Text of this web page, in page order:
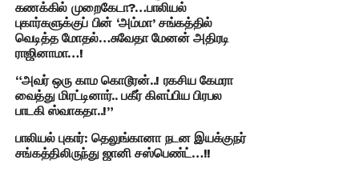
கணக்கில் முறைகேடா?…பாலியல்
புகார்களுக்குப் பின் ‘அம்மா’ சங்கத்தில்
வெடித்த மோதல்…சுவேதா மேனன் அதிரடி
ராஜினாமா…!
“அவர் ஒரு காம கொடூரன்..! ரகசிய கேமரா
வைத்து மிரட்டினார்.. பகீர் கிளப்பிய பிரபல
பாடகி ஸ்வாகதா..!”
பாலியல் புகார்: தெலுங்கானா நடன இயக்குநர்
சங்கத்திலிருந்து ஜானி சஸ்பெண்ட்…!!